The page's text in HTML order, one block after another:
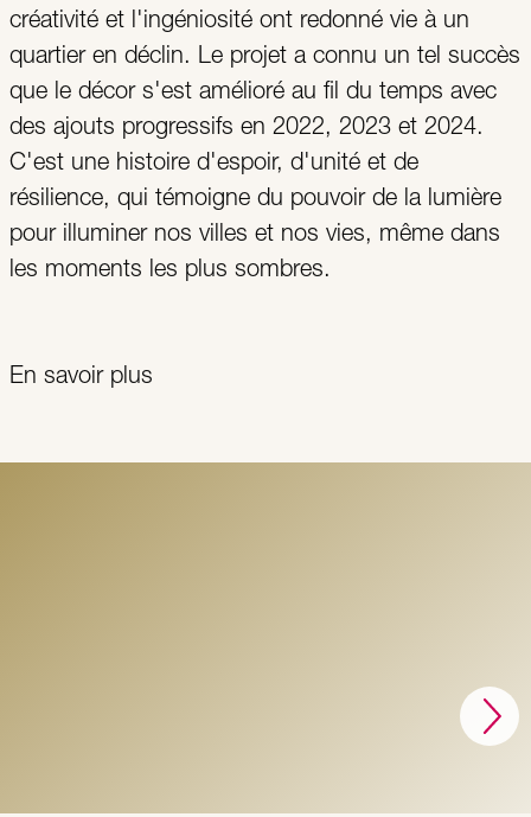
créativité et l'ingéniosité ont redonné vie à un
quartier en déclin. Le projet a connu un tel succès
que le décor s'est amélioré au fil du temps avec
des ajouts progressifs en 2022, 2023 et 2024.
C'est une histoire d'espoir, d'unité et de
résilience, qui témoigne du pouvoir de la lumière
pour illuminer nos villes et nos vies, même dans
les moments les plus sombres.
En savoir plus